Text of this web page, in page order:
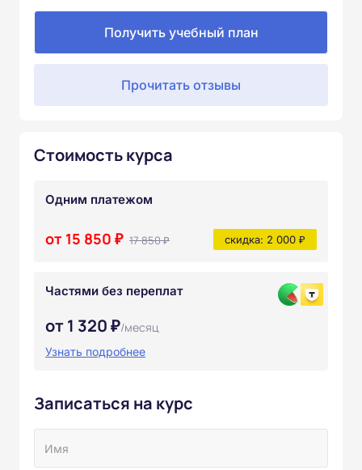
Получить учебный план
Прочитать отзывы
Стоимость курса
Одним платежом
от 15 850 ₽ 17 850 ₽ скидка: 2 000 ₽
Частями без переплат
от 1 320 ₽/месяц
Узнать подробнее
Записаться на курс